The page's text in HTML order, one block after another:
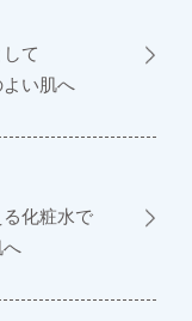
て
い肌へ
化粧水で
へ